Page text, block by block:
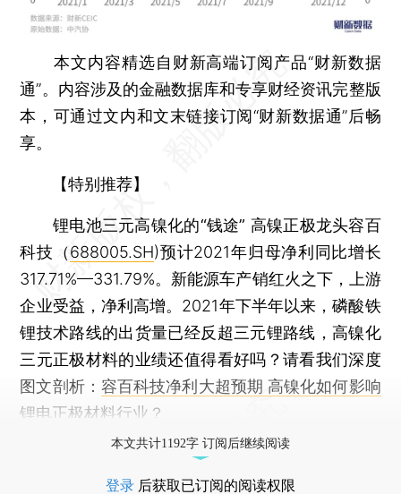
本文内容精选自财新高端订阅产品“财新数据
通”。内容涉及的金融数据库和专享财经资讯完整版
本，可通过文内和文末链接订阅“财新数据通”后畅
享。
【特别推荐】
锂电池三元高镍化的“钱途” 高镍正极龙头容百
科技（688005.SH)预计2021年归母净利同比增长
317.71%—331.79%。新能源车产销红火之下，上游
企业受益，净利高增。2021年下半年以来，磷酸铁
锂技术路线的出货量已经反超三元锂路线，高镍化
三元正极材料的业绩还值得看好吗？请看我们深度
图文剖析： 容百科技净利大超预期 高镍化如何影响
锂电正极材料行业？
本文共计1192字 订阅后继续阅读
登录 后获取已订阅的阅读权限